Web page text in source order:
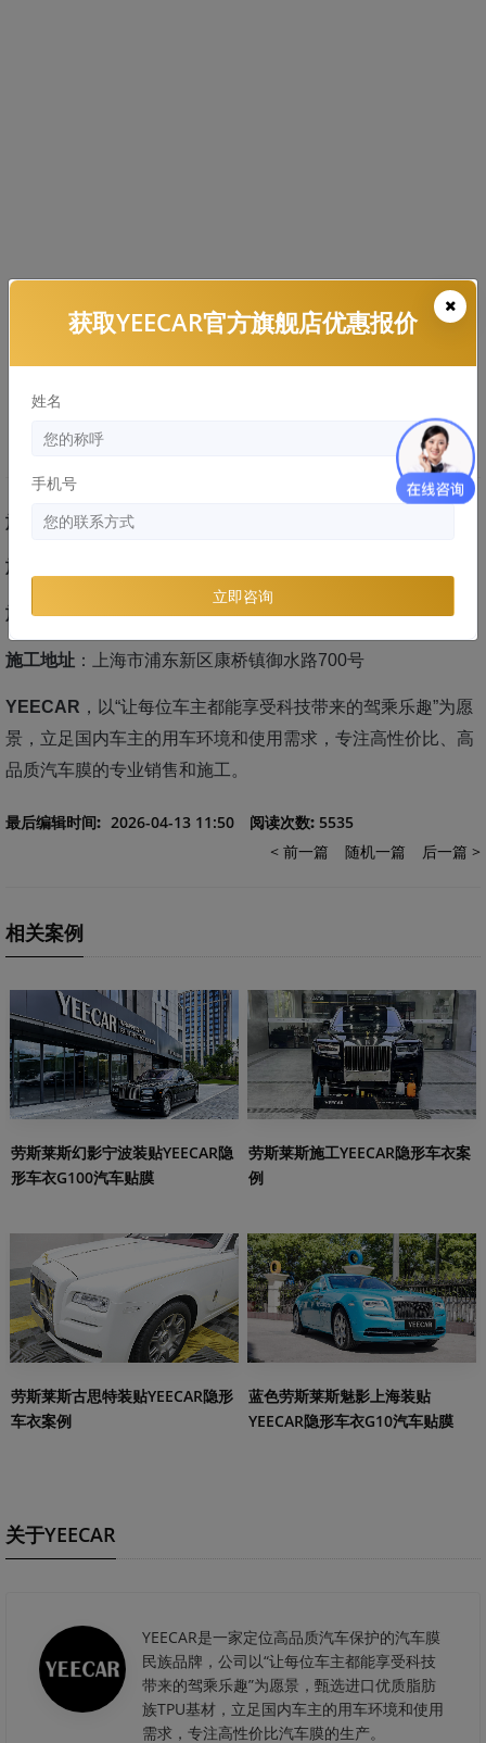
劳斯莱斯库里南上海装贴YEECAR隐形车衣
施工车型： 劳斯莱斯库里南
施工项目
施工门店：YEECAR御水路旗舰店
施工地址 ： 上海市浦东新区康桥镇御水路700号
YEECAR ，以“让每位车主都能享受科技带来的驾乘乐趣”为愿
景，立足国内车主的用车环境和使用需求，专注高性价比、高
品质汽车膜的专业销售和施工。
最后编辑时间: 2026-04-13 11:50 阅读次数:5535
< 前一篇
随机一篇 后一篇 >
相关案例
劳斯莱斯幻影宁波装贴YEECAR隐
形车衣G100汽车贴膜
劳斯莱斯施工YEECAR隐形车衣案
例
劳斯莱斯古思特装贴YEECAR隐形
车衣案例
蓝色劳斯莱斯魅影上海装贴
YEECAR隐形车衣G10汽车贴膜
关于YEECAR
YEECAR是一家定位高品质汽车保护的汽车膜
民族品牌，公司以“让每位车主都能享受科技
带来的驾乘乐趣”为愿景，甄选进口优质脂肪
族TPU基材，立足国内车主的用车环境和使用
需求，专注高性价比汽车膜的生产。
获取YEECAR官方旗舰店优惠报价
姓名
手机号
立即咨询